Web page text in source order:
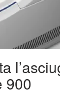
900